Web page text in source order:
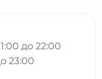
до 22:00
23:00